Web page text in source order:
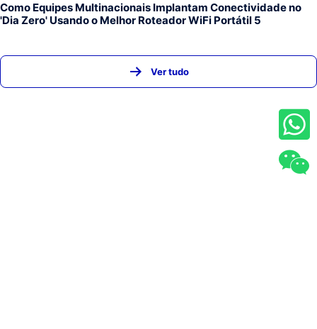
Como Equipes Multinacionais Implantam Conectividade no
'Dia Zero' Usando o Melhor Roteador WiFi Portátil 5
Ver tudo